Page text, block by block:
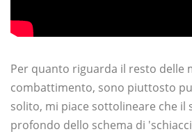
Per quanto riguarda il resto delle
combattimento, sono piuttosto
solito, mi piace sottolineare che il
profondo dello schema di